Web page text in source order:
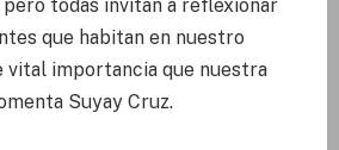
todas invitan a reflexionar
que habitan en nuestro
vital importancia que nuestra
Suyay Cruz.